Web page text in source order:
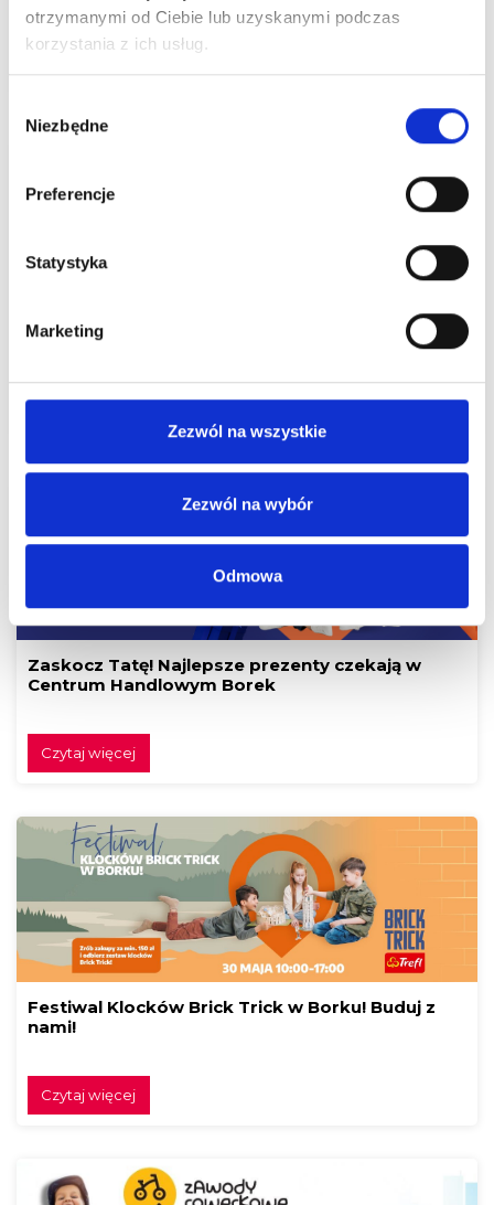
otrzymanymi od Ciebie lub uzyskanymi podczas
korzystania z ich usług.
zgody
Niezbędne
Preferencje
Statystyka
Marketing
Zezwól na wszystkie
Zezwól na wybór
Odmowa
ALE UPAŁ! Dbajmy o siebie nawzajem.
Zaskocz Tatę! Najlepsze prezenty czekają w
Centrum Handlowym Borek
Czytaj więcej
Festiwal Klocków Brick Trick w Borku! Buduj z
nami!
Czytaj więcej